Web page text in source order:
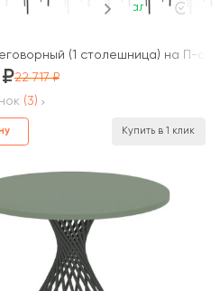
В наличии
(1 столешница) на П-
22 717
(3)
Купить в 1 клик